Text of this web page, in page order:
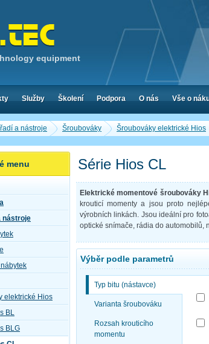
a nástroje Šroubováky Šroubováky elektrické Hios
Série Hios CL
Elektrické momentové šroubováky
krouticí momenty a jsou proto
výrobních linkách. Jsou ideální pro
optické snímače, rádia do automobilů,
Výběr podle parametrů
Typ bitu (nástavce)
Varianta šroubováku
Rozsah krouticího
momentu
menu
nástroje
elektrické Hios
BL
BLG
equipment
Služby Školení Podpora O nás Vše o